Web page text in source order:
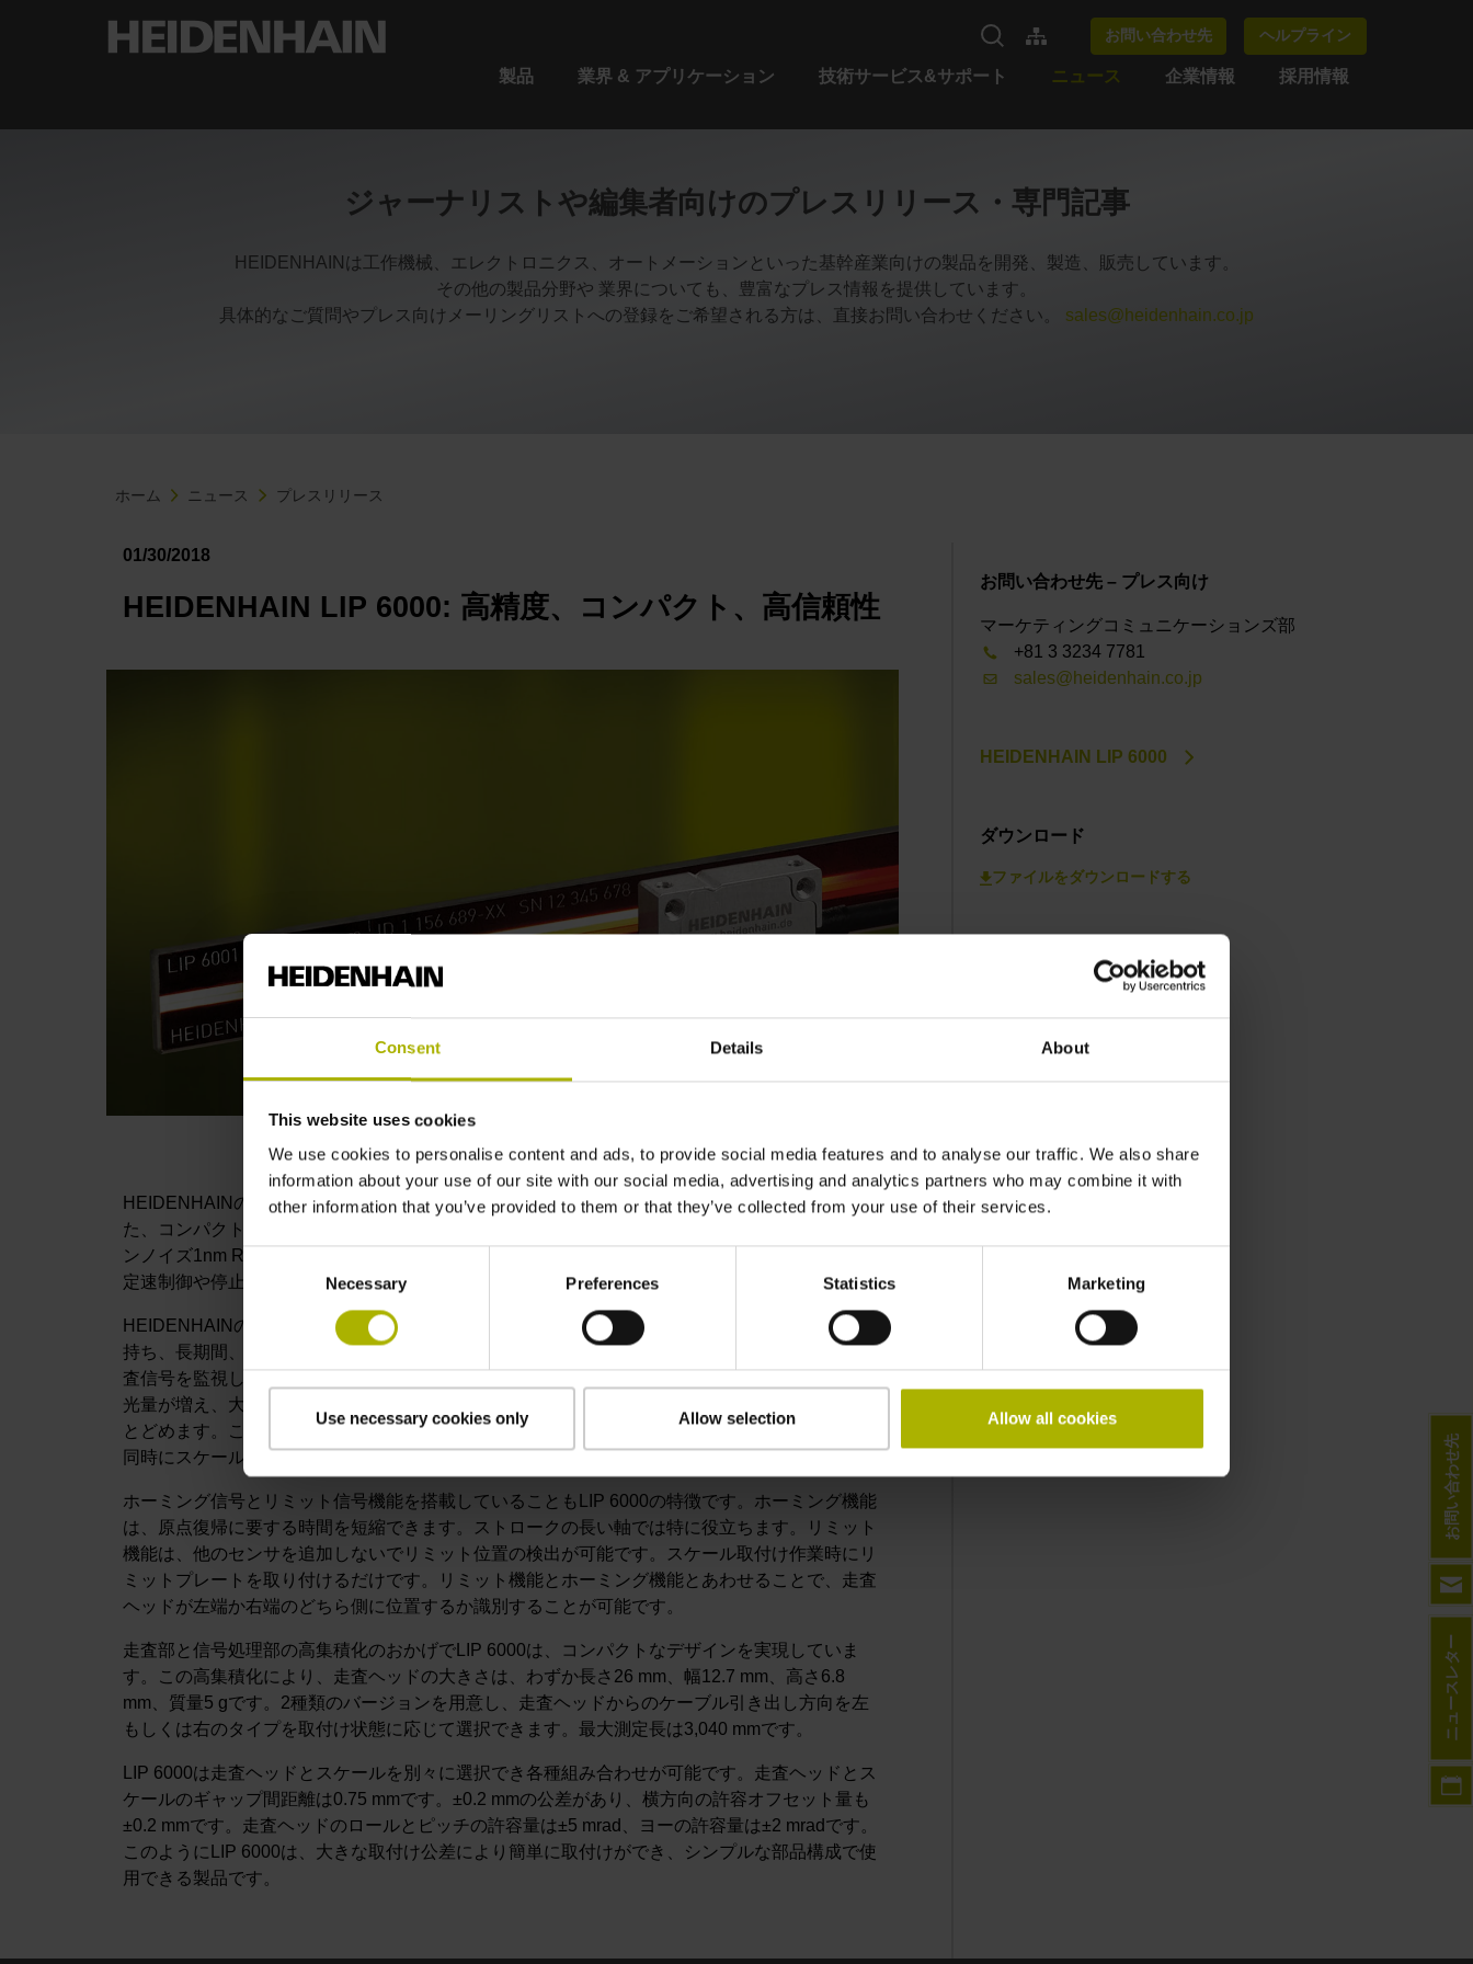
Consent Details About
This website uses cookies
We use cookies to personalise content and ads, to provide social media features and to analyse our traffic. We also share
information about your use of our site with our social media, advertising and analytics partners who may combine it with
other information that you’ve provided to them or that they’ve collected from your use of their services.
Consent
Selection
Necessary Preferences Statistics Marketing
Use necessary cookies only Allow selection Allow all cookies
お問い合わせ先 ヘルプライン
製品 業界 & アプリケーション 技術サービス&サポート ニュース 企業情報 採用情報
ジャーナリストや編集者向けのプレスリリース・専門記事
HEIDENHAINは工作機械、エレクトロニクス、オートメーションといった基幹産業向けの製品を開発、製造、販売しています。
その他の製品分野や 業界についても、豊富なプレス情報を提供しています。
具体的なご質問やプレス向けメーリングリストへの登録をご希望される方は、直接お問い合わせください。 sales@heidenhain.co.jp
ホーム ニュース プレスリリース
01/30/2018
HEIDENHAIN LIP 6000: 高精度、コンパクト、高信頼性
HEIDENHAINの新しいオープンタイプリニアエンコーダLIP 6000は、干渉走査方式を採用し
た、コンパクトで、信頼性のある高精度位置計測が可能な製品です。内挿精度±3 nm、ポジショ
ンノイズ1nm RMS、そして狭ピッチ精度が±0.175 µm/5 mm 以下という優れた特性を持つため、
定速制御や停止時の位置安定性の高さを求めるアプリケーションに最適です。
HEIDENHAINの新しい信号処理ASIC HSP 1.0を採用することにより、これら優れた性能特性を
持ち、長期間、常に高品質の走査信号を出力することを可能にしています。HSP 1.0は、常に走
査信号を監視し、信号出力値が減少した場合、LED光源の電流値を調整します。その結果、LED
光量が増え、大きな信号安定化処理を行っていても走査信号のノイズ成分への悪影響を最小限に
とどめます。これは信号安定化処理において信号レベルを増幅させるシステムとは対照的です。
同時にスケールが汚れても元々の理想的な信号波形を維持することも可能です。
ホーミング信号とリミット信号機能を搭載していることもLIP 6000の特徴です。ホーミング機能
は、原点復帰に要する時間を短縮できます。ストロークの長い軸では特に役立ちます。リミット
機能は、他のセンサを追加しないでリミット位置の検出が可能です。スケール取付け作業時にリ
ミットプレートを取り付けるだけです。リミット機能とホーミング機能とあわせることで、走査
ヘッドが左端か右端のどちら側に位置するか識別することが可能です。
走査部と信号処理部の高集積化のおかげでLIP 6000は、コンパクトなデザインを実現していま
す。この高集積化により、走査ヘッドの大きさは、わずか長さ26 mm、幅12.7 mm、高さ6.8
mm、質量5 gです。2種類のバージョンを用意し、走査ヘッドからのケーブル引き出し方向を左
もしくは右のタイプを取付け状態に応じて選択できます。最大測定長は3,040 mmです。
LIP 6000は走査ヘッドとスケールを別々に選択でき各種組み合わせが可能です。走査ヘッドとス
ケールのギャップ間距離は0.75 mmです。±0.2 mmの公差があり、横方向の許容オフセット量も
±0.2 mmです。走査ヘッドのロールとピッチの許容量は±5 mrad、ヨーの許容量は±2 mradです。
このようにLIP 6000は、大きな取付け公差により簡単に取付けができ、シンプルな部品構成で使
用できる製品です。
お問い合わせ先 – プレス向け
マーケティングコミュニケーションズ部
+81 3 3234 7781
sales@heidenhain.co.jp
HEIDENHAIN LIP 6000
ダウンロード
ファイルをダウンロードする
ニュースレター
お問い合わせ先